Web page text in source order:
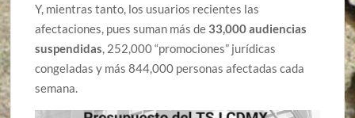
Y, mientras tanto, los usuarios recientes las
afectaciones, pues suman más de 33,000 audiencias
suspendidas, 252,000 “promociones” jurídicas
congeladas y más 844,000 personas afectadas cada
semana.